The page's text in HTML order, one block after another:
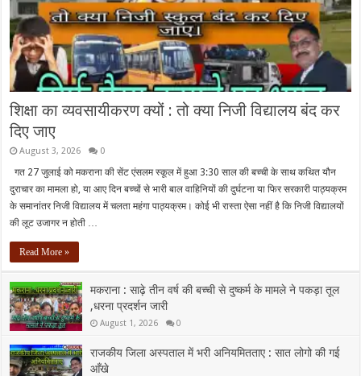
शिक्षा का व्यवसायीकरण क्यों : तो क्या निजी विद्यालय बंद कर
दिए जाए
August 3, 2026 0
गत 27 जुलाई को मकराना की सेंट एंसलम स्कूल में हुआ 3:30 साल की बच्ची के साथ कथित यौन
दुराचार का मामला हो, या आए दिन बच्चों से भारी बाल वाहिनियों की दुर्घटना या फिर सरकारी पाठ्यक्रम
के समानांतर निजी विद्यालय में चलता महंगा पाठ्यक्रम। कोई भी रास्ता ऐसा नहीं है कि निजी विद्यालयों
की लूट उजागर न होती …
Read More »
मकराना : साढ़े तीन वर्ष की बच्ची से दुष्कर्म के मामले ने पकड़ा तूल
,धरना प्रदर्शन जारी
August 1, 2026 0
राजकीय जिला अस्पताल में भरी अनियमितताए : सात लोगो की गई
आँखे